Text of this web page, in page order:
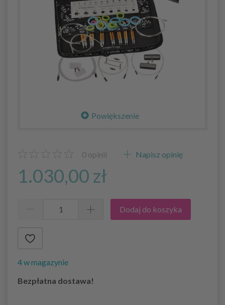
Powiększenie
0 opinii Napisz opinię
1.030,00 zł
Dodaj do koszyka
4 w magazynie
Bezpłatna dostawa!